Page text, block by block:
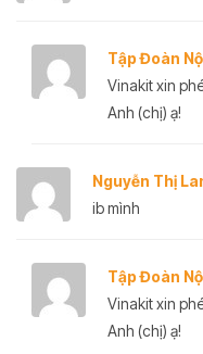
Tập Đoàn
Vinakit xin
Anh (chị) ạ!
Nguyễn Thị
ib mình
Tập Đoàn
Vinakit xin
Anh (chị) ạ!